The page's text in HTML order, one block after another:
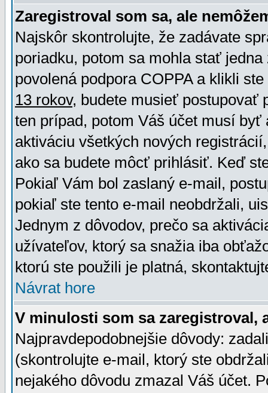
Zaregistroval som sa, ale
Najskôr skontrolujte, že zadávate
poriadku, potom sa mohla stať
povolená podpora COPPA a klikli
13 rokov, budete musieť postupovať
ten prípad, potom Váš účet musí
aktiváciu všetkých nových
ako sa budete môcť prihlásiť. Keď
Pokiaľ Vám bol zaslaný e-mail,
pokiaľ ste tento e-mail neobdržali,
Jednym z dôvodov, prečo sa
užívateľov, ktorý sa snažia iba
ktorú ste použili je platná,
Návrat hore
V minulosti som sa zaregistroval,
Najpravdepodobnejšie dôvody:
(skontrolujte e-mail, ktorý ste
nejakého dôvodu zmazal Váš účet.